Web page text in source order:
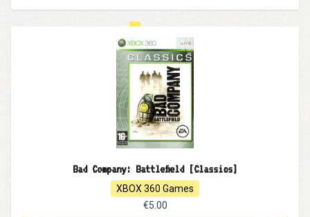
Bad Company: Battlefield [Classics]
XBOX 360 Games
€5.00